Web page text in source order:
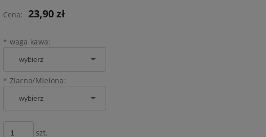
płatności
Cena: 23,90 zł
* waga kawa:
* Ziarno/Mielona:
szt.